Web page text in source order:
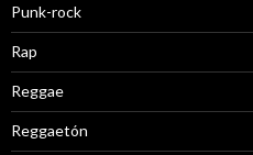
Punk-rock
Rap
Reggae
Reggaetón